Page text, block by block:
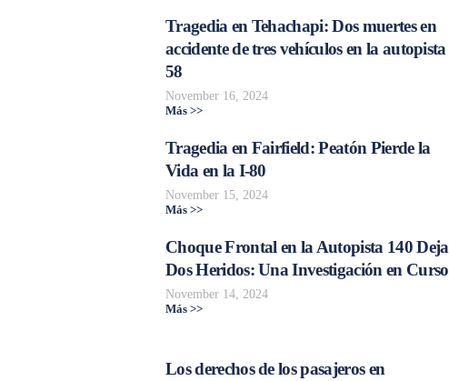
Tragedia en Tehachapi: Dos muertes en
accidente de tres vehículos en la autopista
58
November 16, 2024
Más >>
Tragedia en Fairfield: Peatón Pierde la
Vida en la I-80
November 15, 2024
Más >>
Choque Frontal en la Autopista 140 Deja
Dos Heridos: Una Investigación en Curso
November 14, 2024
Más >>
Los derechos de los pasajeros en